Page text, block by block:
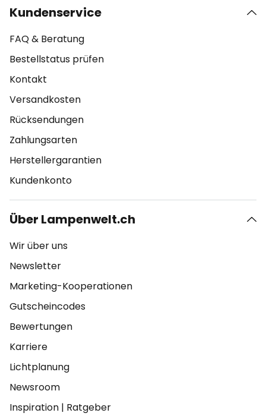
Kundenservice
FAQ & Beratung
Bestellstatus prüfen
Kontakt
Versandkosten
Rücksendungen
Zahlungsarten
Herstellergarantien
Kundenkonto
Über Lampenwelt.ch
Wir über uns
Newsletter
Marketing-Kooperationen
Gutscheincodes
Bewertungen
Karriere
Lichtplanung
Newsroom
Inspiration | Ratgeber